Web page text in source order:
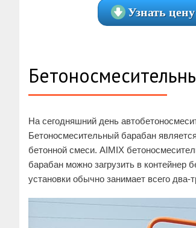
Узнать цену
На сегодняшний день
Бетоносмесительный барабан
бетонной смеси. AIMIX
барабан можно загрузить в контейнер
установки обычно занимает всего два-